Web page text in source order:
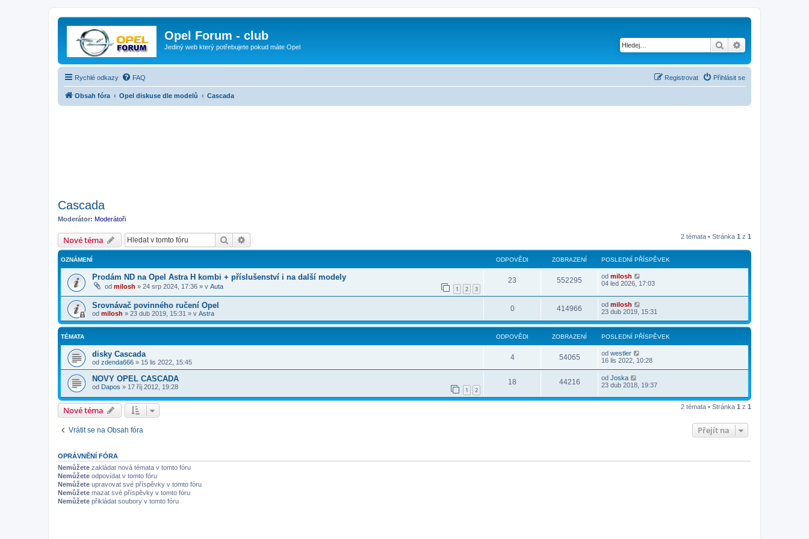
Opel Forum - club
Jediný web který potřebujete pokud máte Opel Hledat
Rychlé odkazy FAQ Přihlásit se
Registrovat
Obsah fóra Opel diskuse dle modelů Cascada
Cascada
Moderátor: Moderátoři
Nové téma Hledat 2 témata • Stránka 1 z 1
OZNÁMENÍ ODPOVĚDI ZOBRAZENÍ POSLEDNÍ PŘÍSPĚVEK
Prodám ND na Opel Astra H kombi + příslušenství i na další modely
od milosh » 24 srp 2024, 17:36 » v Auta 1 2 3
23 552295 od milosh
04 led 2026, 17:03
Srovnávač povinného ručení Opel
od milosh » 23 dub 2019, 15:31 » v Astra
0 414966 od milosh
23 dub 2019, 15:31
TÉMATA ODPOVĚDI ZOBRAZENÍ POSLEDNÍ PŘÍSPĚVEK
disky Cascada
od zdenda666 » 15 lis 2022, 15:45
4 54065 od westler
16 lis 2022, 10:28
NOVY OPEL CASCADA
od Dapos » 17 říj 2012, 19:28 1 2
18 44216 od Joska
23 dub 2018, 19:37
Nové téma 2 témata • Stránka 1 z 1
Vrátit se na Obsah fóra Přejít na
OPRÁVNĚNÍ FÓRA
Nemůžete zakládat nová témata v tomto fóru
Nemůžete odpovídat v tomto fóru
Nemůžete upravovat své příspěvky v tomto fóru
Nemůžete mazat své příspěvky v tomto fóru
Nemůžete přikládat soubory v tomto fóru